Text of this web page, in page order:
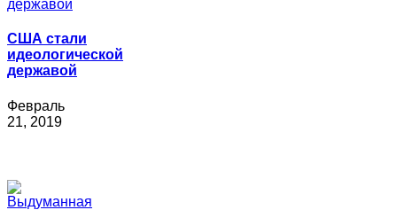
США стали
идеологической
державой
Февраль
21, 2019